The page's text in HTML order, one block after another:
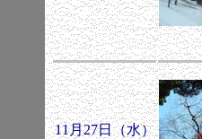
11月27日（水）